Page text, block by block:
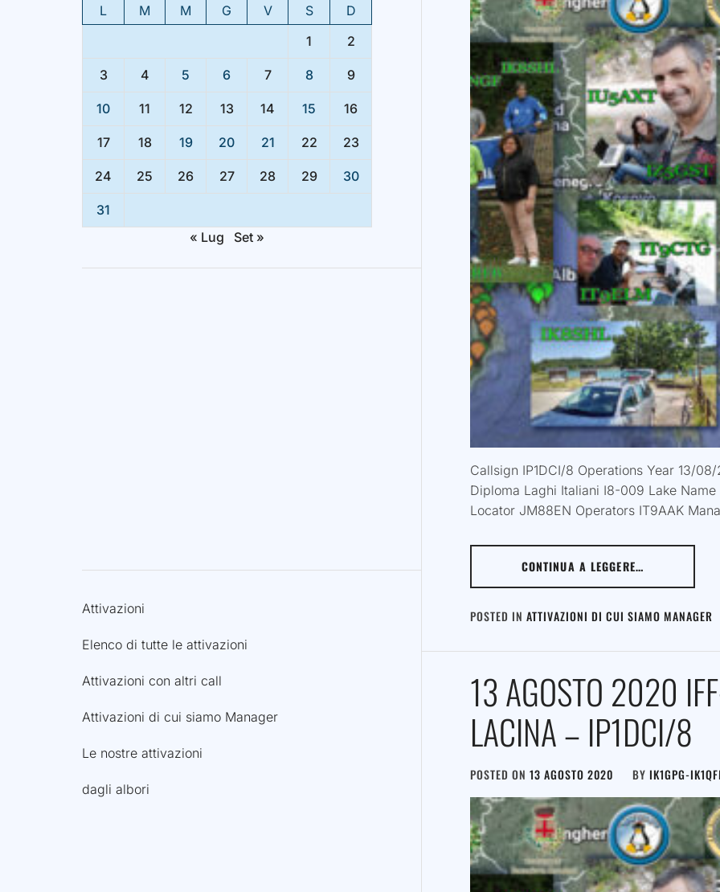
Callsign IP1DCI/8 Operations Year 13/
Diploma Laghi Italiani I8-009 Lake
Locator JM88EN Operators IT9AAK
CONTINUA A LEGGERE…
POSTED IN ATTIVAZIONI DI CUI SIAMO MANAGER
13 AGOSTO 2020
LACINA – IP1DCI/8
POSTED ON 13 AGOSTO 2020 BY IK1GPG-
L
M M G V S
D
1
2
3 4 5 6 7 8 9
10 11 12 13 14 15 16
17 18 19 20 21 22 23
24 25 26 27 28 29 30
31
« Lug
Set »
Attivazioni
Elenco di tutte le attivazioni
Attivazioni con altri call
Attivazioni di cui siamo Manager
Le nostre attivazioni
dagli albori